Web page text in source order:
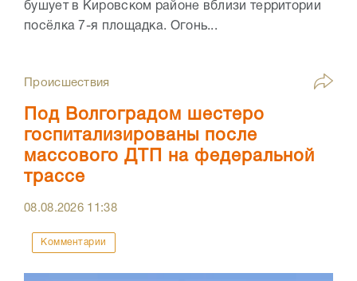
бушует в Кировском районе вблизи территории
посёлка 7-я площадка. Огонь...
Происшествия
Под Волгоградом шестеро
госпитализированы после
массового ДТП на федеральной
трассе
08.08.2026 11:38
Комментарии